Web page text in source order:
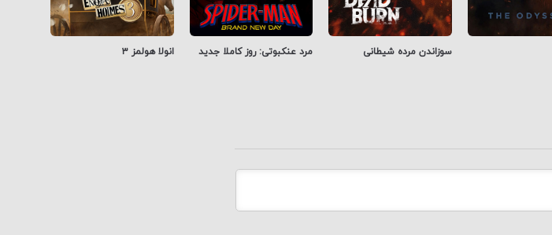
سوزاندن مرده شیطانی مرد عنکبوتی: روز کاملا جدید انولا هولمز ۳